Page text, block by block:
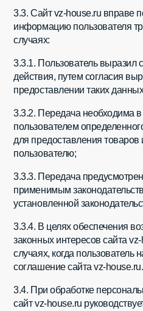
3.3. Сайт vz-house.ru вправе
информацию пользователя
случаях:
3.3.1. Пользователь выразил
действия, путем согласия
предоставлении таких
3.3.2. Передача необходима
пользователем
для предоставления товаров
пользователю;
3.3.3. Передача
применимым
установленной
3.3.4. В целях обеспечения
законных интересов сайта
случаях, когда пользователь
соглашение сайта vz-house.ru.
3.4. При обработке
сайт vz-house.ru